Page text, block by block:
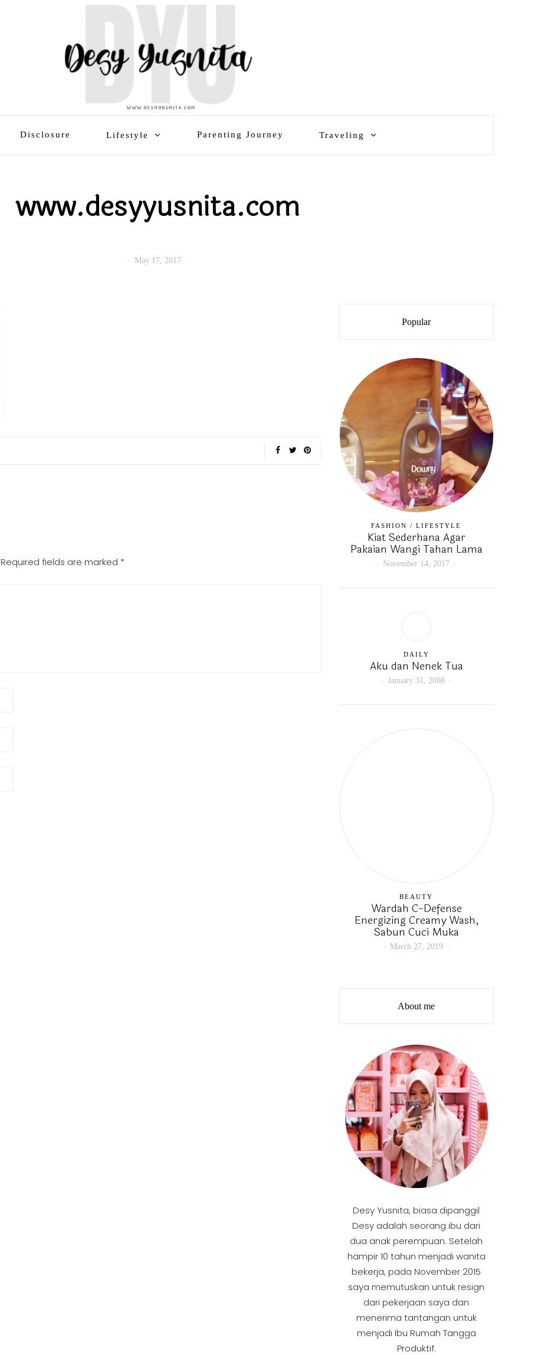
Disclosure Lifestyle Parenting Journey Traveling
www.desyyusnita.com
May 17, 2017
Required fields are marked *
Popular
FASHION /LIFESTYLE
Kiat Sederhana Agar
Pakaian Wangi Tahan Lama
November 14, 2017
DAILY
Aku dan Nenek Tua
January 31, 2008
BEAUTY
Wardah C-Defense
Energizing Creamy Wash,
Sabun Cuci Muka
March 27, 2019
About me
Desy Yusnita, biasa dipanggil
Desy adalah seorang ibu dari
dua anak perempuan. Setelah
hampir 10 tahun menjadi wanita
bekerja, pada November 2015
saya memutuskan untuk resign
dari pekerjaan saya dan
menerima tantangan untuk
menjadi Ibu Rumah Tangga
Produktif.